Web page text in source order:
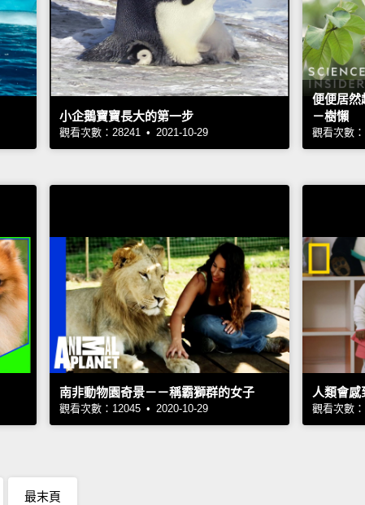
小企鵝寶寶長大的第一步
觀看次數：28241 • 2021-10-29
便便居然
－樹懶
觀看次數
南非動物園奇景－－稱霸獅群的女子
觀看次數：12045 • 2020-10-29
人類會感
觀看次數
最末頁